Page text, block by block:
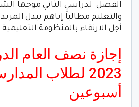
الفصل الدراسي الثاني موجهاً
والتعليم مطالباً إياهم ببذل
أجل الارتقاء بالمنظومة
إجازة نصف العام
2023 لطلاب
أسبوعين